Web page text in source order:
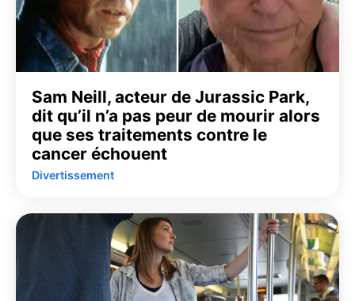
Sam Neill, acteur de Jurassic Park,
dit qu’il n’a pas peur de mourir alors
que ses traitements contre le
cancer échouent
Divertissement